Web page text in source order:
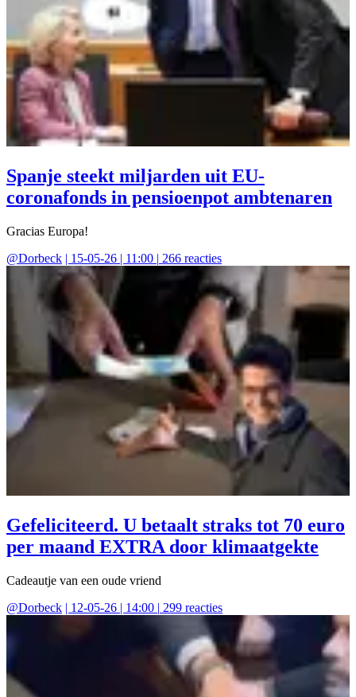
Spanje steekt miljarden uit EU-
coronafonds in pensioenpot ambtenaren
Gracias Europa!
@Dorbeck | 15-05-26 | 11:00 | 266 reacties
Gefeliciteerd. U betaalt straks tot 70 euro
per maand EXTRA door klimaatgekte
Cadeautje van een oude vriend
@Dorbeck | 12-05-26 | 14:00 | 299 reacties